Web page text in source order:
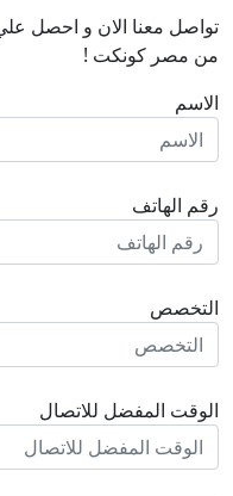
تواصل معنا الان و احصل
من مصر كونكت !
الاسم
رقم الهاتف
التخصص
الوقت المفضل للاتصال